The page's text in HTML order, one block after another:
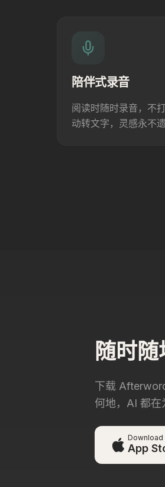
陪伴式录音
阅读时随时录音，不
动转文字，灵感永不
随时
下载
何地，AI 都在
Download
App